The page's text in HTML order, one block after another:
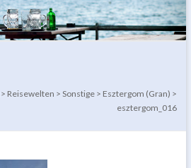
> Reisewelten >Sonstige > Esztergom (Gran) >
esztergom_016